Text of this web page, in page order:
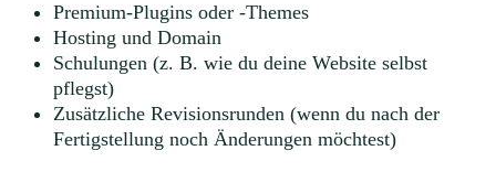
Premium-Plugins oder -Themes
Hosting und Domain
Schulungen (z. B. wie du deine Website selbst
pflegst)
Zusätzliche Revisionsrunden (wenn du nach der
Fertigstellung noch Änderungen möchtest)